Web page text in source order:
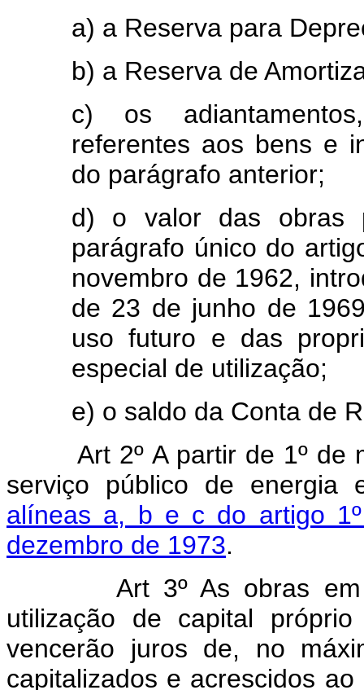
a) a Reserva para
b) a Reserva de
c) os
referentes aos bens e
do parágrafo anterior;
d) o valor das obras
parágrafo único do
novembro de 1962,
de 23 de junho de
uso futuro e das
especial de utilização;
e) o saldo da Conta de
Art 2º A partir de 1º de
serviço público de energia
alíneas a, b e c do artigo
dezembro de 1973.
Art 3º As obras em
utilização de capital
vencerão juros de, no
capitalizados e acrescidos